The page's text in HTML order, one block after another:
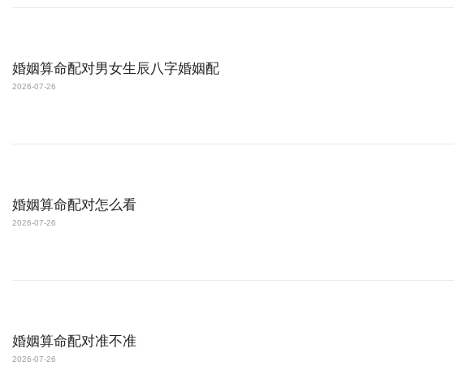
婚姻算命配对男女生辰八字婚姻配
2026-07-26
婚姻算命配对怎么看
2026-07-26
婚姻算命配对准不准
2026-07-26